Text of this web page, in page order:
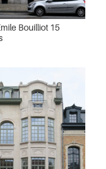
Bouilliot 15